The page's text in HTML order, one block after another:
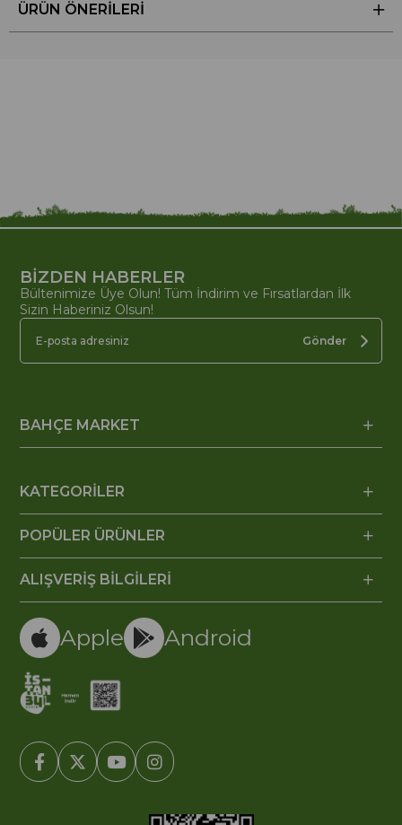
ÜRÜN ÖNERILERI
BİZDEN HABERLER
Bültenimize Üye Olun! Tüm İndirim ve Fırsatlardan İlk
Sizin Haberiniz Olsun!
Gönder
BAHÇE MARKET
KATEGORİLER
POPÜLER ÜRÜNLER
ALIŞVERİŞ BİLGİLERİ
Apple Android